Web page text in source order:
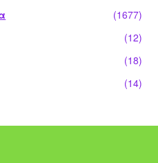
(1677)
(12)
(18)
(14)